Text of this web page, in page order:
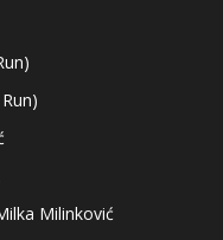
Milinković